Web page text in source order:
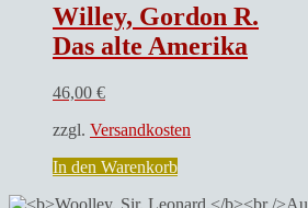
Willey, Gordon R.
Das alte Amerika
46,00 €
zzgl. Versandkosten
In den Warenkorb